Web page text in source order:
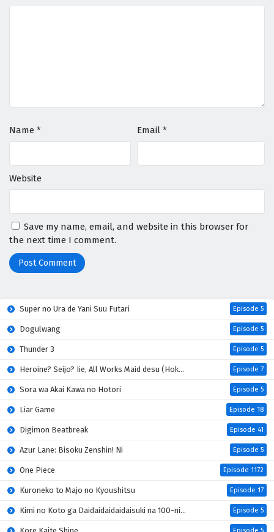
Name * Email *
Website
Save my name, email, and website in this browser for
the next time I comment.
Super no Ura de Yani Suu Futari Episode 5
Dogulwang Episode 5
Thunder 3 Episode 5
Heroine? Seijo? Iie, All Works Maid desu (Hokori)! Episode 7
Sora wa Akai Kawa no Hotori Episode 5
Liar Game Episode 18
Digimon Beatbreak Episode 41
Azur Lane: Bisoku Zenshin! Ni Episode 5
One Piece Episode 1172
Kuroneko to Majo no Kyoushitsu Episode 17
Kimi no Koto ga Daidaidaidaidaisuki na 100-nin no Kanojo 3rd Season Episode 5
Episode 5